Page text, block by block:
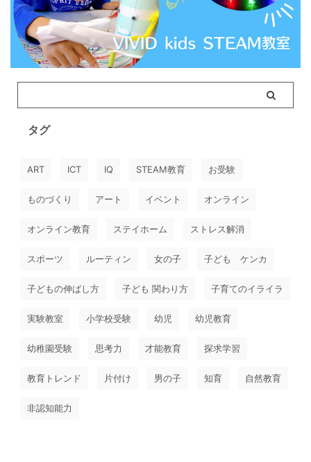
タグ
ART ICT IQ STEAM教育 お受験
ものづくり アート イベント オンライン
オンライン教育 ステイホーム ストレス解消
スポーツ ルーティン 女の子 子ども ケンカ
子どもの伸ばし方 子ども 関わり方 子育てのイライラ
実験教室 小学校受験 幼児 幼児教育
幼稚園受験 思考力 才能教育 探求学習
教育トレンド 片付け 男の子 知育 自然教育
非認知能力